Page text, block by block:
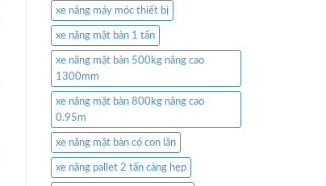
xe nâng máy móc thiết bị
xe nâng mặt bàn 1 tấn
xe nâng mặt bàn 500kg nâng cao
1300mm
xe nâng mặt bàn 800kg nâng cao
0.95m
xe nâng mặt bàn có con lăn
xe nâng pallet 2 tấn càng hẹp